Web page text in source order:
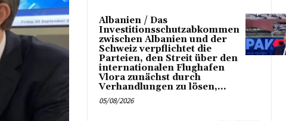
Albanien / Das
Investitionsschutzabkommen
zwischen Albanien und der
Schweiz verpflichtet die
Parteien, den Streit über den
internationalen Flughafen
Vlora zunächst durch
Verhandlungen zu lösen,...
05/08/2026